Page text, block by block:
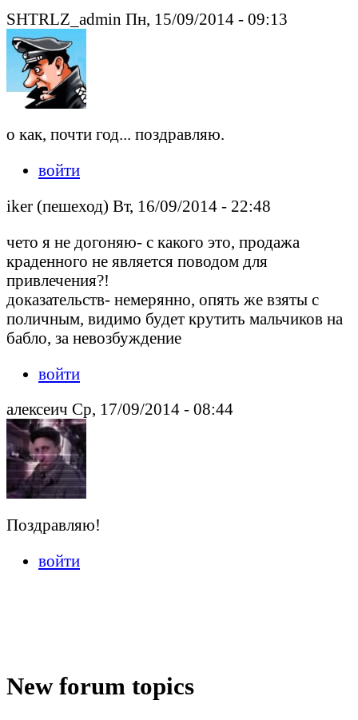
SHTRLZ_admin Пн, 15/09/2014 - 09:13
о как, почти год... поздравляю.
войти
iker (пешеход) Вт, 16/09/2014 - 22:48
чето я не догоняю- с какого это, продажа
краденного не является поводом для
привлечения?!
доказательств- немерянно, опять же взяты с
поличным, видимо будет крутить мальчиков на
бабло, за невозбуждение
войти
алексеич Ср, 17/09/2014 - 08:44
Поздравляю!
войти
New forum topics